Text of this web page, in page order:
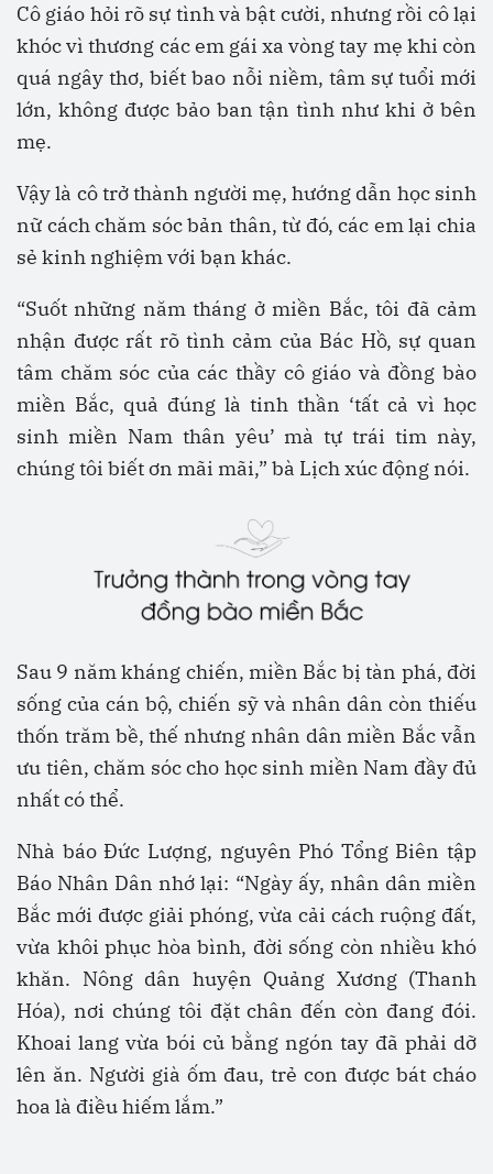
Cô giáo hỏi rõ sự tình và bật cười, nhưng rồi cô lại
khóc vì thương các em gái xa vòng tay mẹ khi còn
quá ngây thơ, biết bao nỗi niềm, tâm sự tuổi mới
lớn, không được bảo ban tận tình như khi ở bên
mẹ.
Vậy là cô trở thành người mẹ, hướng dẫn học sinh
nữ cách chăm sóc bản thân, từ đó, các em lại chia
sẻ kinh nghiệm với bạn khác.
“Suốt những năm tháng ở miền Bắc, tôi đã cảm
nhận được rất rõ tình cảm của Bác Hồ, sự quan
tâm chăm sóc của các thầy cô giáo và đồng bào
miền Bắc, quả đúng là tinh thần ‘tất cả vì học
sinh miền Nam thân yêu’ mà tự trái tim này,
chúng tôi biết ơn mãi mãi,” bà Lịch xúc động nói.
Sau 9 năm kháng chiến, miền Bắc bị tàn phá, đời
sống của cán bộ, chiến sỹ và nhân dân còn thiếu
thốn trăm bề, thế nhưng nhân dân miền Bắc vẫn
ưu tiên, chăm sóc cho học sinh miền Nam đầy đủ
nhất có thể.
Nhà báo Đức Lượng, nguyên Phó Tổng Biên tập
Báo Nhân Dân nhớ lại: “Ngày ấy, nhân dân miền
Bắc mới được giải phóng, vừa cải cách ruộng đất,
vừa khôi phục hòa bình, đời sống còn nhiều khó
khăn. Nông dân huyện Quảng Xương (Thanh
Hóa), nơi chúng tôi đặt chân đến còn đang đói.
Khoai lang vừa bói củ bằng ngón tay đã phải dỡ
lên ăn. Người già ốm đau, trẻ con được bát cháo
hoa là điều hiếm lắm.”